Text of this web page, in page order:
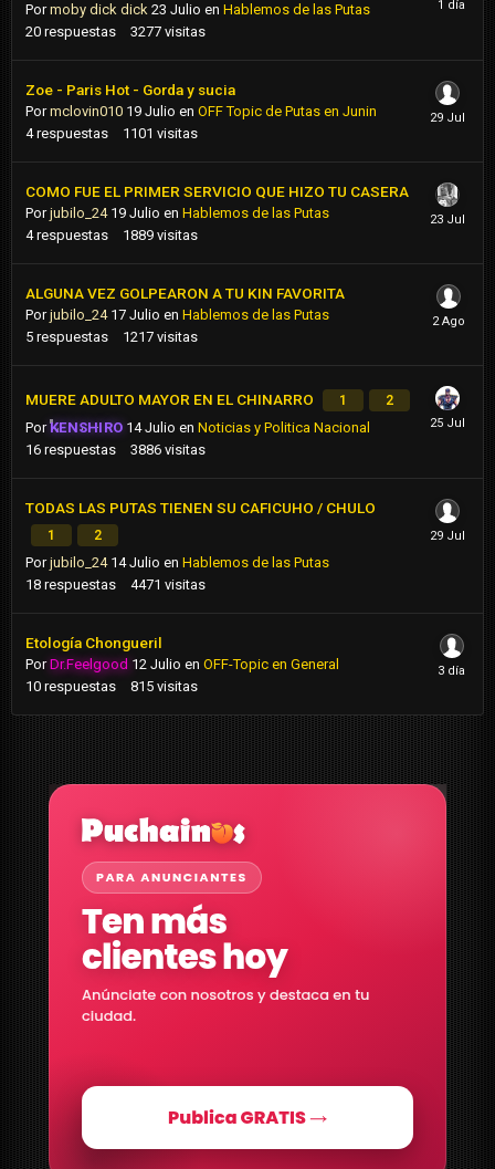
Pormoby dick dick 23 Julio en Hablemos de las Putas
20 respuestas 3277 visitas
Zoe - Paris Hot - Gorda y sucia
Pormclovin010 19 Julio en OFF Topic de Putas en Junin
4 respuestas 1101 visitas
COMO FUE EL PRIMER SERVICIO QUE HIZO TU CASERA
Porjubilo_24 19 Julio en Hablemos de las Putas
4 respuestas 1889 visitas
ALGUNA VEZ GOLPEARON A TU KIN FAVORITA
Porjubilo_24 17 Julio en Hablemos de las Putas
5 respuestas 1217 visitas
MUERE ADULTO MAYOR EN EL CHINARRO 1 2
PorKENSHIRO 14 Julio enNoticias y Politica Nacional
16 respuestas 3886 visitas
TODAS LAS PUTAS TIENEN SU CAFICUHO / CHULO
1 2
Porjubilo_24 14 Julio en Hablemos de las Putas
18 respuestas 4471 visitas
Etología Chongueril
PorDr.Feelgood 12 Julio en OFF-Topic en General
10 respuestas 815 visitas